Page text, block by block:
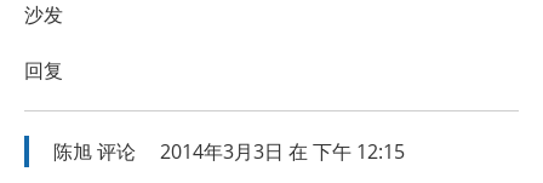
沙发
回复
陈旭评论 2014年3月3日 在 下午 12:15